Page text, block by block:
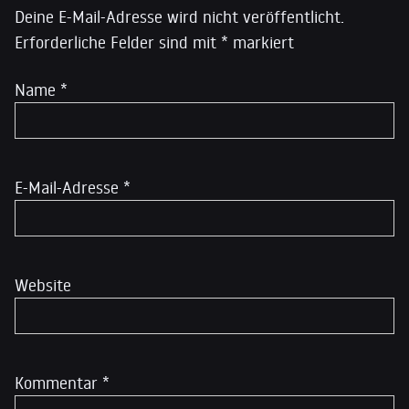
Deine E-Mail-Adresse wird nicht veröffentlicht.
Erforderliche Felder sind mit * markiert
Kommentar *
Name *
E-Mail-Adresse *
Website